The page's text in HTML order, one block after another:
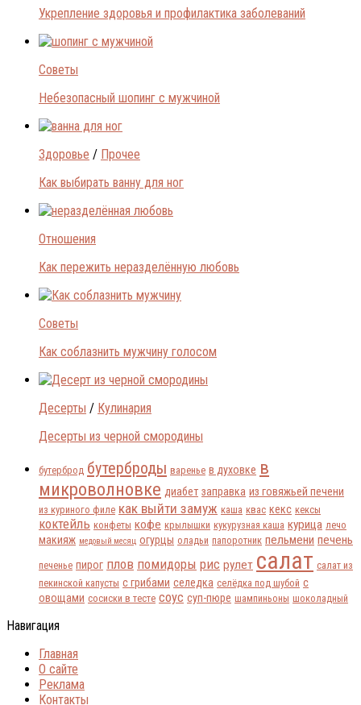
Укрепление здоровья и профилактика заболеваний
Советы
Небезопасный шопинг с мужчиной
Здоровье / Прочее
Как выбирать ванну для ног
Отношения
Как пережить неразделённую любовь
Советы
Как соблазнить мужчину голосом
Десерты / Кулинария
Десерты из черной смородины
бутерброд бутерброды варенье в духовке в
микроволновке диабет заправка из говяжьей печени
из куриного филе как выйти замуж каша квас кекс кексы
коктейль конфеты кофе крылышки кукурузная каша курица лечо
макияж медовый месяц огурцы оладьи папоротник пельмени печень
печенье пирог плов помидоры рис рулет салат салат из
пекинской капусты с грибами селедка селёдка под шубой с
овощами сосиски в тесте соус суп-пюре шампиньоны шоколадный
Навигация
Главная
О сайте
Реклама
Контакты